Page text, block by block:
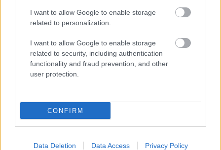
I want to allow Google to enable storage
related to personalization.
I want to allow Google to enable storage
related to security, including authentication
functionality and fraud prevention, and other
user protection.
CONFIRM
Data Deletion Data Access Privacy Policy
FRED ÜZENETE ANDREY
"IZGALOMBA" HOZTA A